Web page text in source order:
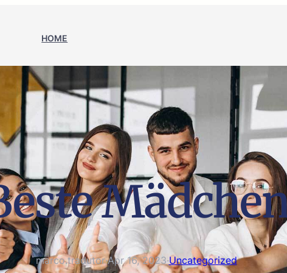
HOME
marco.tradutor·Apr 16, 2023·Uncategorized